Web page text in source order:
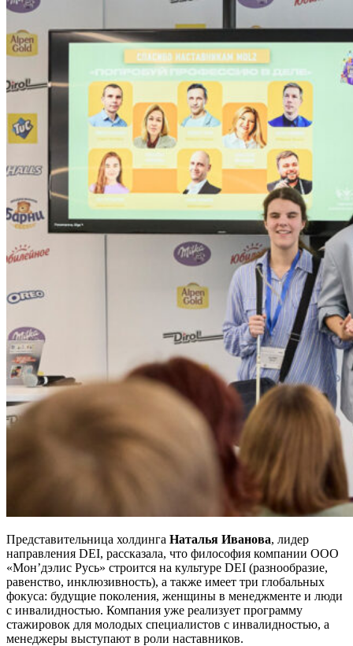
Представительница холдинга Наталья Иванова, лидер
направления DEI, рассказала, что философия компании ООО
«Мон’дэлис Русь» строится на культуре DEI (разнообразие,
равенство, инклюзивность), а также имеет три глобальных
фокуса: будущие поколения, женщины в менеджменте и люди
с инвалидностью. Компания уже реализует программу
стажировок для молодых специалистов с инвалидностью, а
менеджеры выступают в роли наставников.